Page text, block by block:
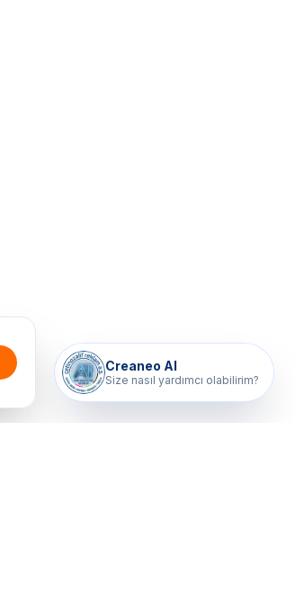
Creaneo AI
Size nasıl yardımcı olabilirim?